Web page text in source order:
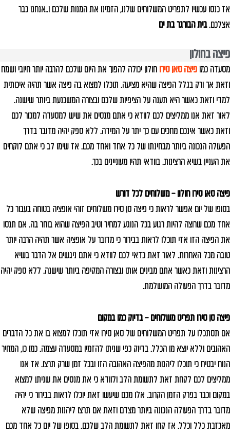
אז כנסו עכשיו לתפריט המשלוחים שלנו, הזמינו את המנות שלכם ו..אנחנו כבר
אצלכם.בית הבורגר בת ים
פיצה בחולון
מסעדה כמו פיצה סאן סירו חולון יכולה להפוך את היום שלכם להרבה יותר חיובי ושמח
וזאת אך ורק בגלל הפיצה שהיא מציעה. תוכלו למצוא בה פיצה אשר תהיה איכותית
למדי וזאת כאשר היא תענה על הציפיות שלכם ובצורה המשכנעת ביותר שישנה.
לאור זאת אנו ממליצים לכם לוודא כי אתם מנסים את שיש למסעדה למכור לכם
וזאת כאשר אינכם מחכים עם כך יתר על המידה. ללא ספק יהיה מדובר בדרך
הפעולה הנכונה ביותר מבחינתו של כל אחד ואחד מכם. אז שימו לב כי אתם לוקחים
את העניין בשיא הרצינות. בוודאי תהיו מעוניינים בכך.
פיצה סאן סירו חולון – משלוחים לכל דורש
בסופו של יום אפשר לראות כי פיצה סן סירו משלוחים זוהי אופציה בטוחה בעבור כל
אחד מכם שרוצה להיות רגוע בכל הנוגע למחיר וטיב הפיצה שהוא בוחר בה. אם תנסו
את הפיצה הזו אזי תוכלו לראות בבירור כי מדובר על אופציה אשר תהיה הרבה יותר
טובה מכל האחרות. לאור זאת כדאי לכם לוודא כי אתם ניגשים אל הדבר בשיא
הרצינות וזאת כאשר אתם מבינים אותו ובצורה המקיפה ביותר שישנה. ללא ספק יהיה
מדובר בדרך הפעולה המושלמת.
פיצה סן סירו תפריט משלוחים – בדיוק כמו במקום
אם תסתכלו על תפריט המשלוחים של סאן סירו אזי תוכלו למצוא בו את כל הדברים
האהובים וללא יוצא מן הכלל. בדיוק כפי שניתן להזמין במסעדה עצמה. כמו כן, המחיר
הנוח יבטיח כי תוכלו ליהנות מהפיצה האהובה הזו ובכל זמן שרק תרצו. אז אנו
ממליצים לכם לקחת זאת לתשומת הלב ולוודא כי את מנסים את שניתן למצוא
במקום וכבר בפרק הזמן הקרוב. אלו מכם שיעשו זאת יוכלו לראות בבירור כי יהיה
מדובר בדרך הפעולה הנכונה ביותר מצדם וזאת אם תרצו ליהנות מפיצה שלא
מאכזבת כלל וכלל. אז קחו זאת לתשומת הלב שלכם. בסופו של יום כל אחד מכם